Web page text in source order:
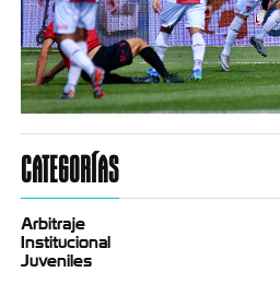
CATEGORÍAS
Arbitraje
Institucional
Juveniles